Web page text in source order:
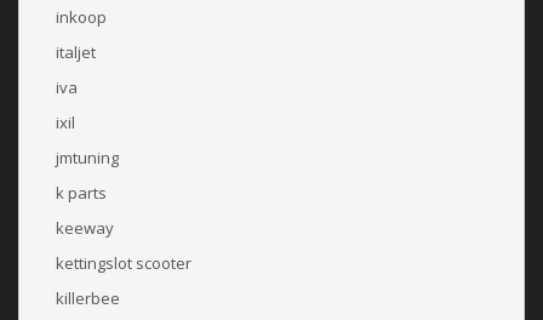
inkoop
italjet
iva
ixil
jmtuning
k parts
keeway
kettingslot scooter
killerbee